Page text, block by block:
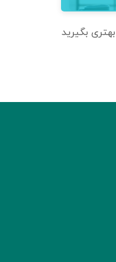
بگیرید